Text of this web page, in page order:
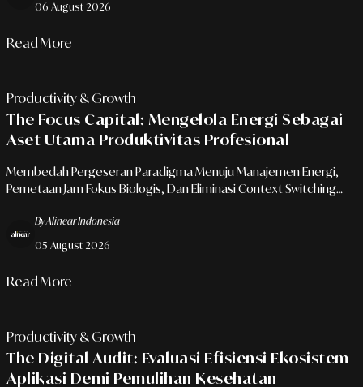
06 August 2026
Read More
Productivity & Growth
The Focus Capital: Mengelola Energi Sebagai
Aset Utama Produktivitas Profesional
Membedah Pergeseran Paradigma Menuju Manajemen Energi,
Pemetaan Jam Fokus Biologis, Dan Eliminasi Context Switching
By Alinear Indonesia
05 August 2026
Read More
Productivity & Growth
The Digital Audit: Evaluasi Efisiensi Ekosistem
Aplikasi Demi Pemulihan Kesehatan